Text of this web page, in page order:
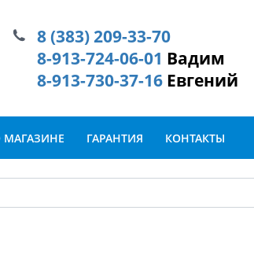
8 (383) 209-33-70
8-913-724-06-01 Вадим
8-913-730-37-16 Евгений
МАГАЗИНЕ ГАРАНТИЯ КОНТАКТЫ